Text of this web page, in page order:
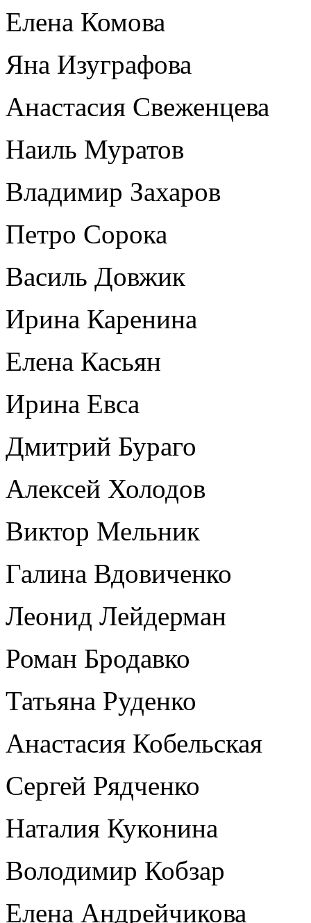
Елена Комова
Яна Изуграфова
Анастасия Свеженцева
Наиль Муратов
Владимир Захаров
Петро Сорока
Василь Довжик
Ирина Каренина
Елена Касьян
Ирина Евса
Дмитрий Бураго
Алексей Холодов
Виктор Мельник
Галина Вдовиченко
Леонид Лейдерман
Роман Бродавко
Татьяна Руденко
Анастасия Кобельская
Сергей Рядченко
Наталия Куконина
Володимир Кобзар
Елена Андрейчикова